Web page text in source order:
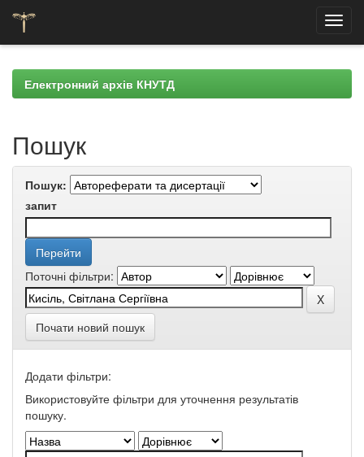
navigationЕлектронний архів КНУТД
Пошук
Пошук:
запит
Поточні фільтри:
Почати новий пошук
Додати фільтри:
Використовуйте фільтри для уточнення результатів
пошуку.